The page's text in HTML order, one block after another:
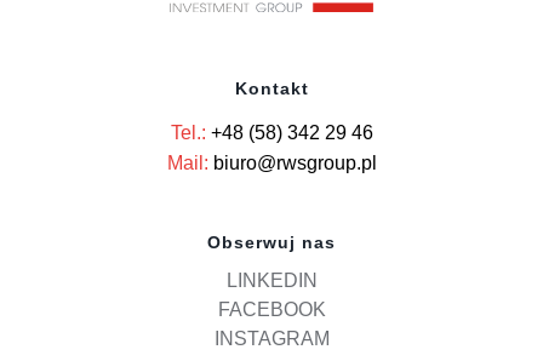
Kontakt
Tel.: +48 (58) 342 29 46
Mail: biuro@rwsgroup.pl
Obserwuj nas
LINKEDIN
FACEBOOK
INSTAGRAM